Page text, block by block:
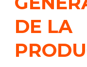
DE LA